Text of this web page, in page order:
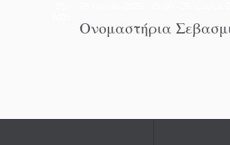
Ονομαστήρια